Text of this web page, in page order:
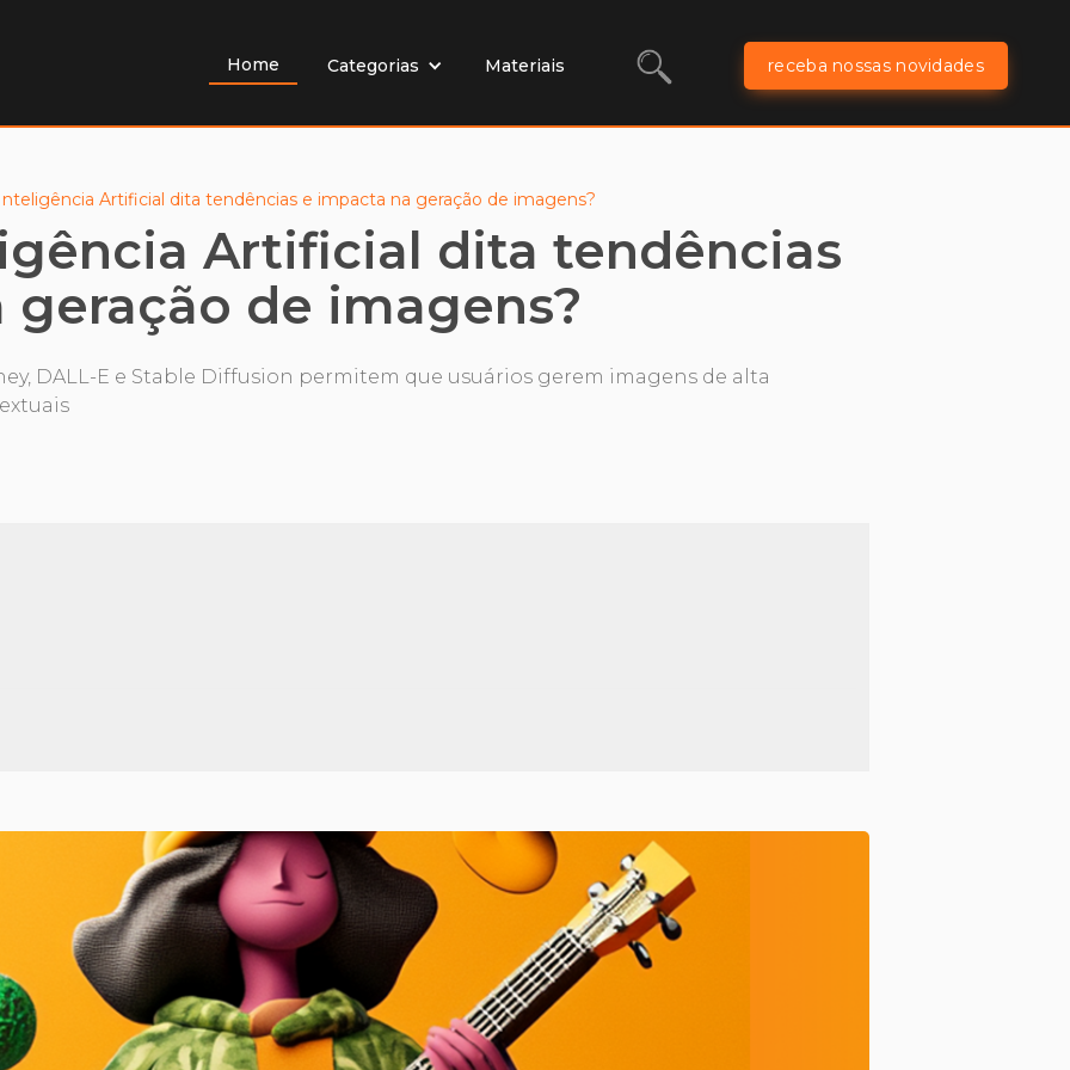
Home Categorias Materiais receba nossas novidades
Artificial dita tendências e impacta na geração de imagens?
Artificial dita tendências
de imagens?
DALL-E e Stable Diffusion permitem que usuários gerem imagens de alta